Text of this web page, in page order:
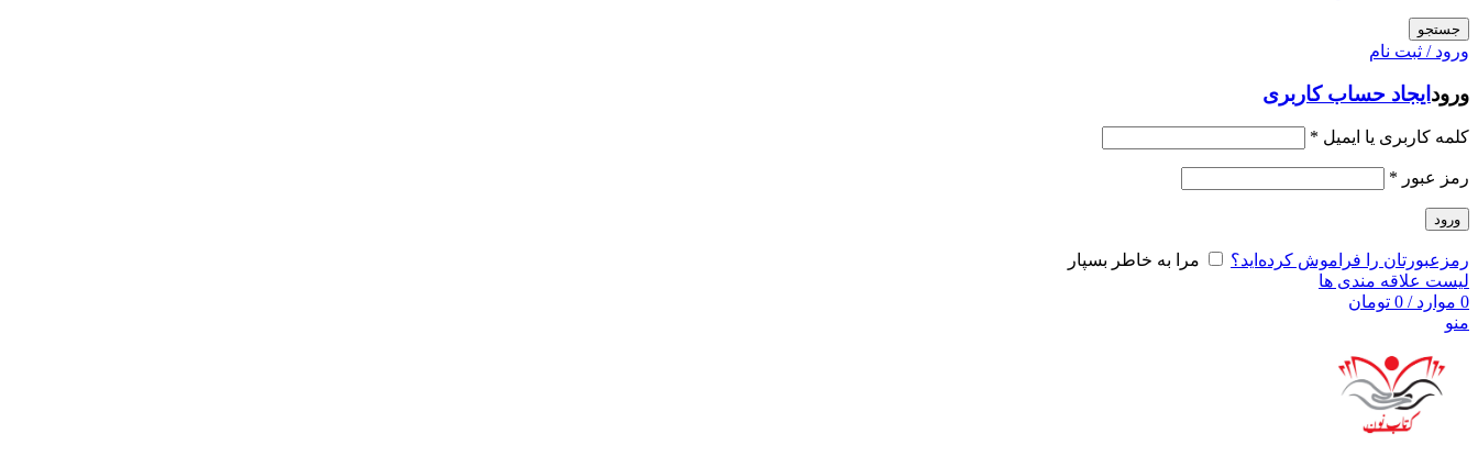
جستجو
ورود / ثبت نام
ورود ایجاد حساب کاربری
کلمه کاربری یا ایمیل *
رمز عبور *
ورود
رمزعبورتان را فراموش کرده‌اید؟
مرا به خاطر بسپار
لیست علاقه مندی ها
0 موارد /
0 تومان
منو